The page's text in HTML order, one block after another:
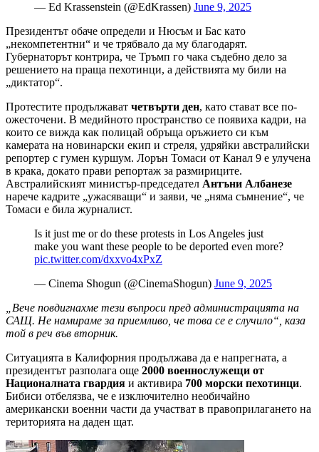
— Ed Krassenstein (@EdKrassen) June 9, 2025
Президентът обаче определи и Нюсъм и Бас като
„некомпетентни“ и че трябвало да му благодарят.
Губернаторът контрира, че Тръмп го чака съдебно дело за
решението на праща пехотинци, а действията му били на
„диктатор“.
Протестите продължават четвърти ден, като стават все по-
ожесточени. В медийното пространство се появиха кадри, на
които се вижда как полицай обръща оръжието си към
камерата на новинарски екип и стреля, удряйки австралийски
репортер с гумен куршум. Лорън Томаси от Канал 9 е улучена
в крака, докато прави репортаж за размириците.
Австралийският министър-председател Антъни Албанезе
нарече кадрите „ужасяващи“ и заяви, че „няма съмнение“, че
Томаси е била журналист.
Is it just me or do these protests in Los Angeles just
make you want these people to be deported even more?
pic.twitter.com/dxxvo4xPxZ
— Cinema Shogun (@CinemaShogun) June 9, 2025
„Вече повдигнахме тези въпроси пред администрацията на
САЩ. Не намираме за приемливо, че това се е случило“, каза
той в реч във вторник.
Ситуацията в Калифорния продължава да е напрегната, а
президентът разполага още 2000 военнослужещи от
Националната гвардия и активира 700 морски пехотинци.
Бибиси отбелязва, че е изключително необичайно
американски военни части да участват в правоприлагането на
територията на даден щат.